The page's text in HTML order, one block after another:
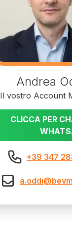
Andrea
Il vostro Account
CLICCA PER
+39 347